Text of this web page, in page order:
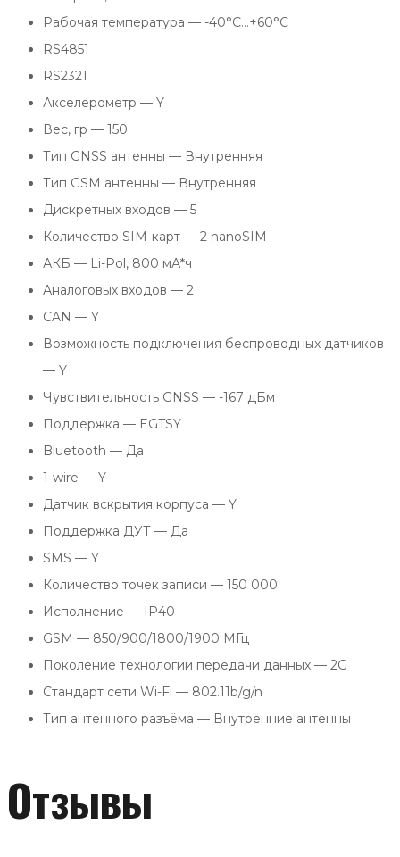
Рабочая температура — -40°C…+60°C
RS4851
RS2321
Акселерометр — Y
Вес, гр — 150
Тип GNSS антенны — Внутренняя
Тип GSM антенны — Внутренняя
Дискретных входов — 5
Количество SIM-карт — 2 nanoSIM
АКБ — Li-Pol, 800 мА*ч
Аналоговых входов — 2
CAN — Y
Возможность подключения беспроводных датчиков
— Y
Чувствительность GNSS — -167 дБм
Поддержка — EGTSY
Bluetooth — Да
1-wire — Y
Датчик вскрытия корпуса — Y
Поддержка ДУТ — Да
SMS — Y
Количество точек записи — 150 000
Исполнение — IP40
GSM — 850/900/1800/1900 МГц
Поколение технологии передачи данных — 2G
Стандарт сети Wi-Fi — 802.11b/g/n
Тип антенного разъёма — Внутренние антенны
Отзывы